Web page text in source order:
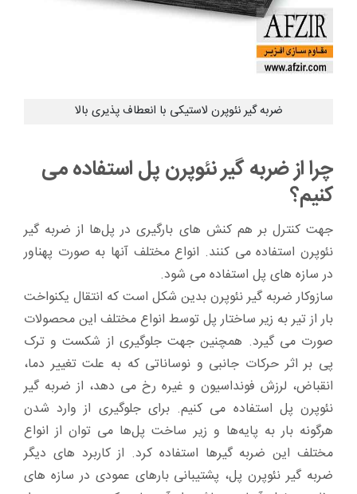
ضربه گیر نئوپرن لاستیکی با انعطاف پذیری بالا
چرا از ضربه گیر نئوپرن پل استفاده می
کنیم؟
جهت کنترل بر هم کنش های بارگیری در پل‌ها از ضربه گیر
نئوپرن استفاده می کنند. انواع مختلف آنها به صورت پهناور
در سازه های پل استفاده می شود.
سازوکار ضربه گیر نئوپرن بدین شکل است که انتقال یکنواخت
بار از تیر به زیر ساختار پل توسط انواع مختلف این محصولات
صورت می گیرد. همچنین جهت جلوگیری از شکست و ترک
پی بر اثر حرکات جانبی و نوساناتی که به علت تغییر دما،
انقباض، لرزش فونداسیون و غیره رخ می دهد، از ضربه گیر
نئوپرن پل استفاده می کنیم. برای جلوگیری از وارد شدن
هرگونه بار به پایه‌ها و زیر ساخت پل‌ها می توان از انواع
مختلف این ضربه گیر‌ها استفاده کرد. از کاربرد های دیگر
ضربه گیر نئوپرن پل، پشتیبانی بار‌های عمودی در سازه های